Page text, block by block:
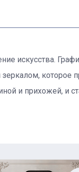
искусства.
которое
и прихожей, и